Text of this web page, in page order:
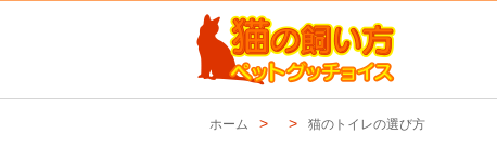
ホーム 猫のトイレの選び方